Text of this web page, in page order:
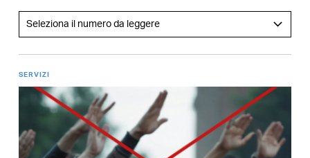
SERVIZI